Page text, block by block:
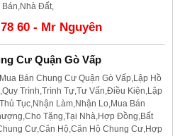
Đất,
60 - Mr Nguyên
Cư Quận Gò Vấp
Bán Chung Cư Quận Gò Vấp,Lập Hồ
Trình,Trình Tự,Tư Vấn,Điều Kiện,Lập
Tục,Nhận Làm,Nhận Lo,Mua Bán
Tặng,Tại Nhà,Hợp Đồng,Bất
Cư,Căn Hộ,Căn Hộ Chung Cư,Hợp